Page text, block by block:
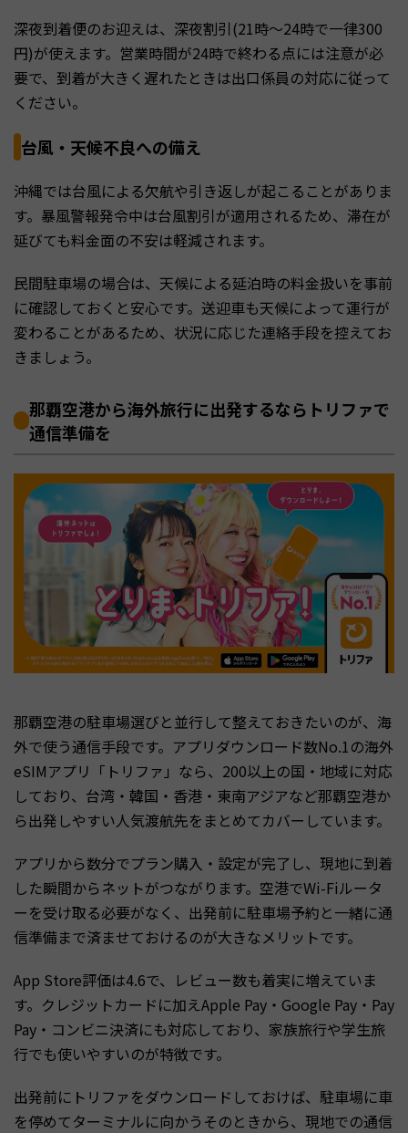
深夜到着便のお迎えは、深夜割引(21時〜24時で一律300
円)が使えます。営業時間が24時で終わる点には注意が必
要で、到着が大きく遅れたときは出口係員の対応に従って
ください。
台風・天候不良への備え
沖縄では台風による欠航や引き返しが起こることがありま
す。暴風警報発令中は台風割引が適用されるため、滞在が
延びても料金面の不安は軽減されます。
民間駐車場の場合は、天候による延泊時の料金扱いを事前
に確認しておくと安心です。送迎車も天候によって運行が
変わることがあるため、状況に応じた連絡手段を控えてお
きましょう。
那覇空港から海外旅行に出発するならトリファで
通信準備を
那覇空港の駐車場選びと並行して整えておきたいのが、海
外で使う通信手段です。アプリダウンロード数No.1の海外
eSIMアプリ「トリファ」なら、200以上の国・地域に対応
しており、台湾・韓国・香港・東南アジアなど那覇空港か
ら出発しやすい人気渡航先をまとめてカバーしています。
アプリから数分でプラン購入・設定が完了し、現地に到着
した瞬間からネットがつながります。空港でWi-Fiルータ
ーを受け取る必要がなく、出発前に駐車場予約と一緒に通
信準備まで済ませておけるのが大きなメリットです。
App Store評価は4.6で、レビュー数も着実に増えていま
す。クレジットカードに加えApple Pay・Google Pay・Pay
Pay・コンビニ決済にも対応しており、家族旅行や学生旅
行でも使いやすいのが特徴です。
出発前にトリファをダウンロードしておけば、駐車場に車
を停めてターミナルに向かうそのときから、現地での通信